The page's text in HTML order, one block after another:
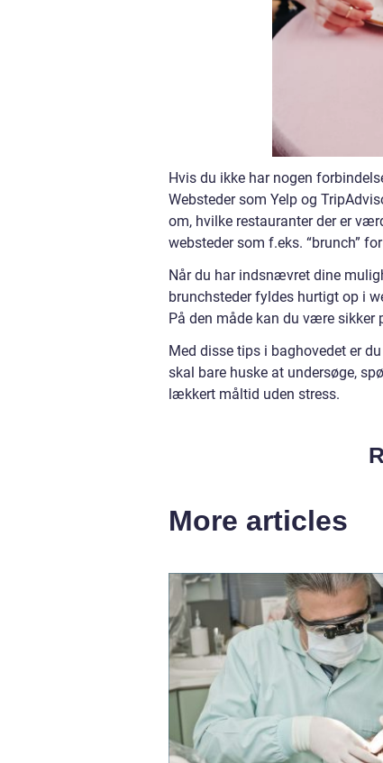
Hvis du ikke har nogen
Websteder som Yelp og
om, hvilke restauranter der er
websteder som f.eks. “brunch”
Når du har indsnævret dine
brunchsteder fyldes hurtigt op i
På den måde kan du være sikker
Med disse tips i baghovedet er
skal bare huske at undersøge,
lækkert måltid uden stress.
More articles